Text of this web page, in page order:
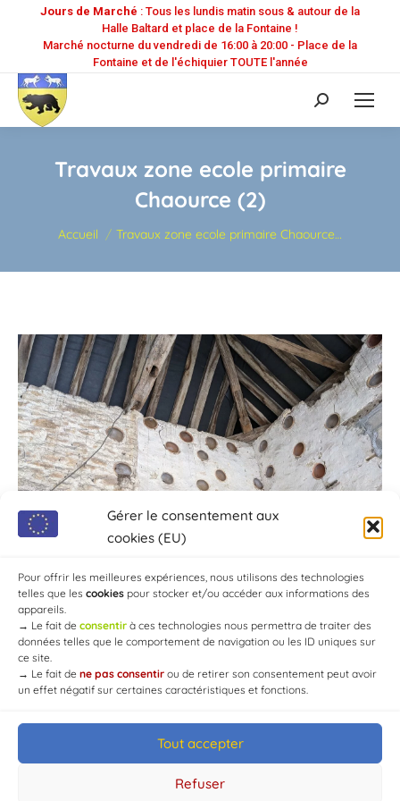
Gérer le consentement aux
cookies (EU)
Pour offrir les meilleures expériences, nous utilisons des technologies
telles que les cookies pour stocker et/ou accéder aux informations des
appareils.
→ Le fait de consentir à ces technologies nous permettra de traiter des
données telles que le comportement de navigation ou les ID uniques sur
ce site.
→ Le fait de ne pas consentir ou de retirer son consentement peut avoir
un effet négatif sur certaines caractéristiques et fonctions.
Tout accepter
Refuser
Jours de Marché : Tous les lundis matin sous & autour de la
Halle Baltard et place de la Fontaine !
Marché nocturne du vendredi de 16:00 à 20:00 - Place de la
Fontaine et de l'échiquier TOUTE l'année
Recherche
:
Travaux zone ecole primaire
Chaource (2)
Vous êtes ici :
Accueil Travaux zone ecole primaire Chaource…
© Mairie de Chaource [2004-2024] | Tous droits réservés.
Developed byWEB3-DESIGN